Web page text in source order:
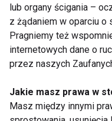
fizjoterapeutka.
PROBLEMY Z
ZDROWIE
lub organy ścigania –
z żądaniem w oparciu o
Pragniemy też
internetowych dane o
przez naszych
Jakie masz prawa w
Masz między innymi